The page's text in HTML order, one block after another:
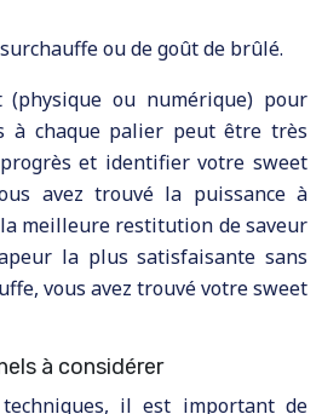
ou de goût de brûlé.
ou numérique) pour
à chaque palier peut être très
et identifier votre sweet
avez trouvé la puissance à
meilleure restitution de saveur
la plus satisfaisante sans
vous avez trouvé votre sweet
à considérer
il est important de